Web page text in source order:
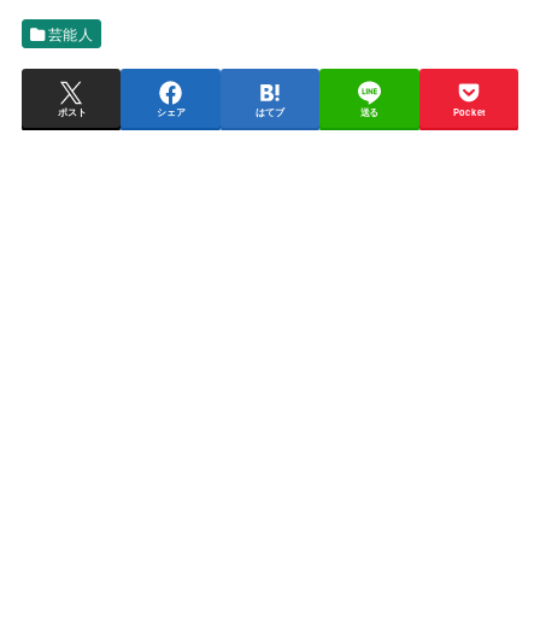
芸能人
ポスト シェア はてブ 送る Pocket